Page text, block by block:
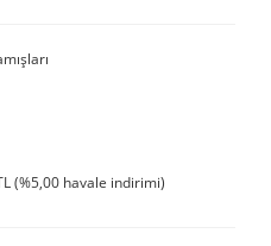
(%5,00 havale indirimi)